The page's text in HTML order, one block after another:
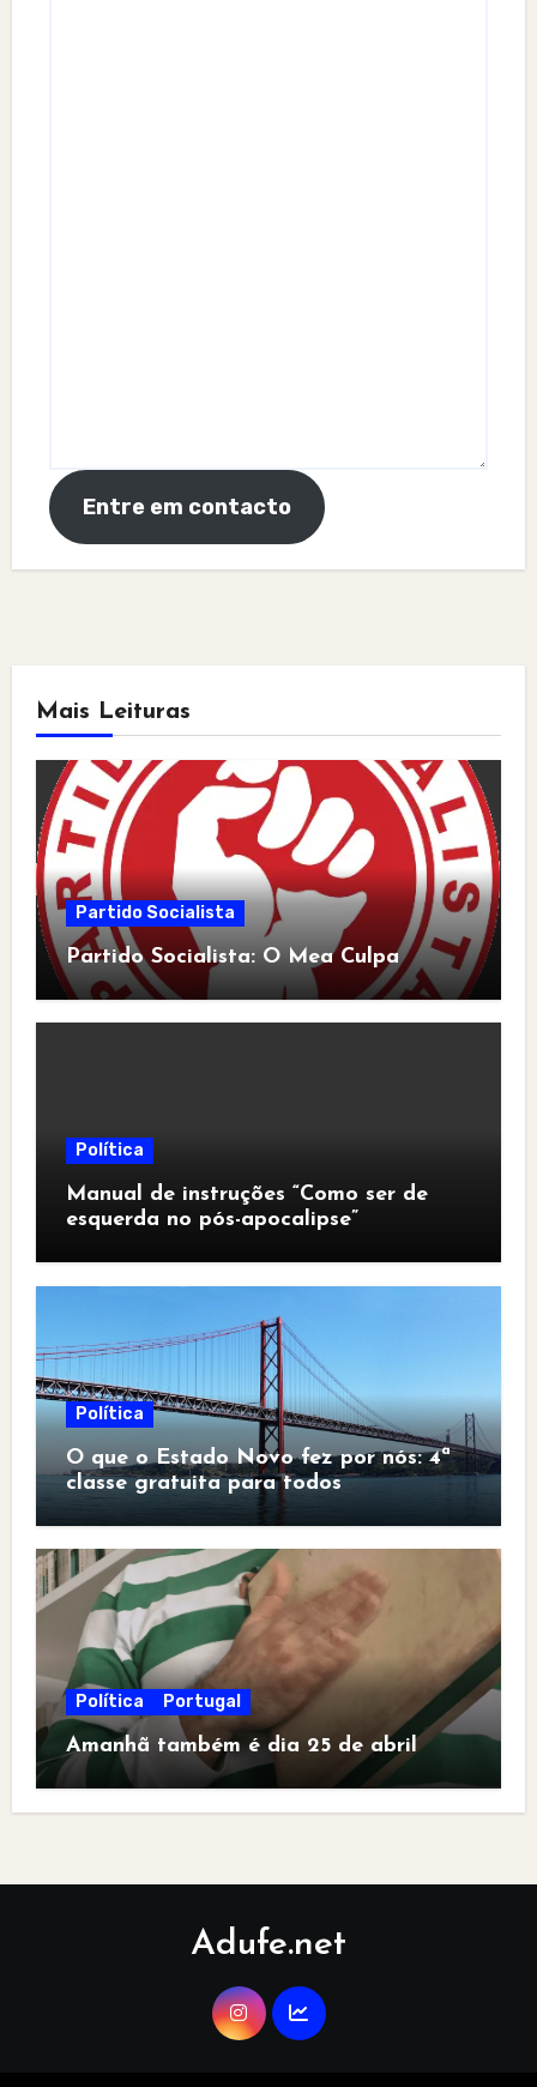
Entre em contacto
Mais Leituras
Partido Socialista
Partido Socialista: O Mea Culpa
Política
Manual de instruções “Como ser de
esquerda no pós-apocalipse”
Política
O que o Estado Novo fez por nós: 4ª
classe gratuita para todos
Política Portugal
Amanhã também é dia 25 de abril
Adufe.net